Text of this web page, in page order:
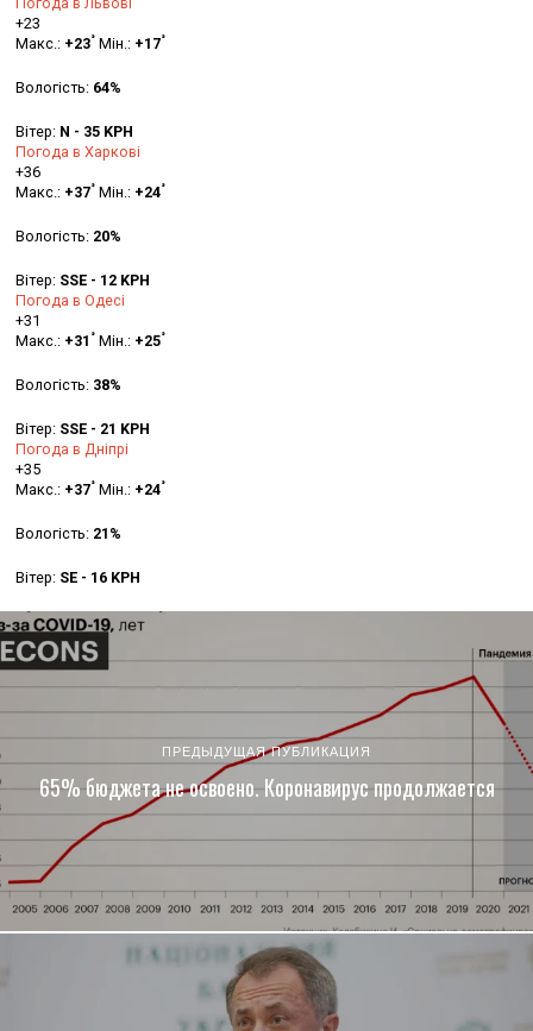
+23
Макс.: +23° Мін.: +17°
Вологість: 64%
Вітер: N - 35 KPH
Погода в Харкові
+36
Макс.: +37° Мін.: +24°
Вологість: 20%
Вітер: SSE - 12 KPH
Погода в Одесі
+31
Макс.: +31 ° Мін.: +25°
Вологість: 38%
Вітер: SSE - 21 KPH
Погода в Дніпрі
+35
Макс.: +37° Мін.: +24°
Вологість: 21%
Вітер: SE - 16 KPH
ПРЕДЫДУЩАЯ ПУБЛИКАЦИЯ
65% бюджета не освоено. Коронавирус продолжается